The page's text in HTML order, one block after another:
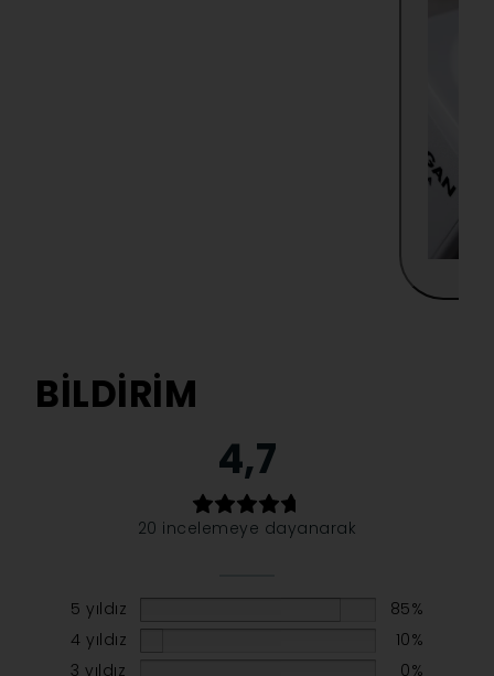
BILDIRIM
4,7
20 incelemeye dayanarak
5 yıldız
85%
4 yıldız
10%
3 yıldız
0%